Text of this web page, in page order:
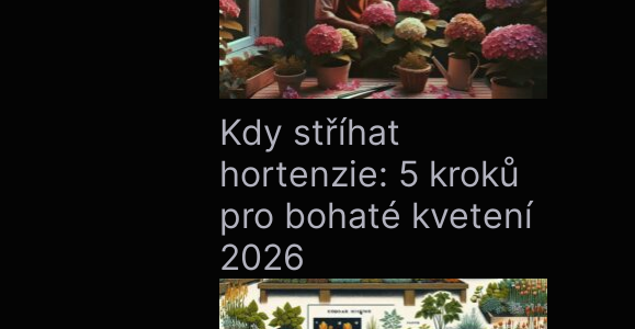
Kdy stříhat
hortenzie: 5 kroků
pro bohaté kvetení
2026